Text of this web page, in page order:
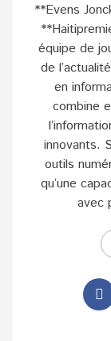
**Evens
équipe de
de
en
combine
innovants.
outils
qu’une
avec